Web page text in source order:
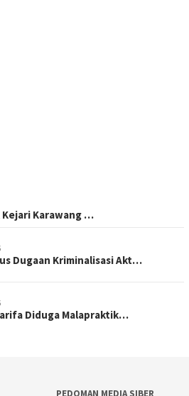
Kejari Karawang …
Dugaan Kriminalisasi Akt…
Diduga Malapraktik…
PEDOMAN MEDIA SIBER